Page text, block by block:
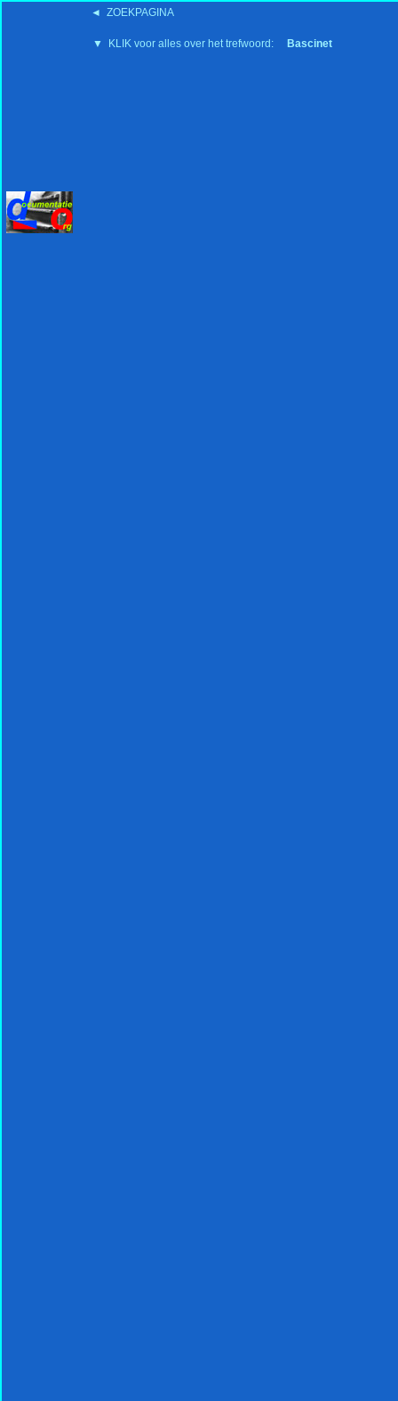
◄ ZOEKPAGINA
▼ KLIK voor alles over het trefwoord: Bascinet
'15:19 19-2-2008